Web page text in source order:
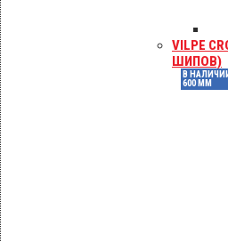
VILPE
ШИПОВ)
В
600 ММ
последующих